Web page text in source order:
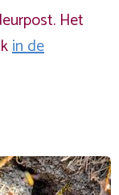
Het
in de